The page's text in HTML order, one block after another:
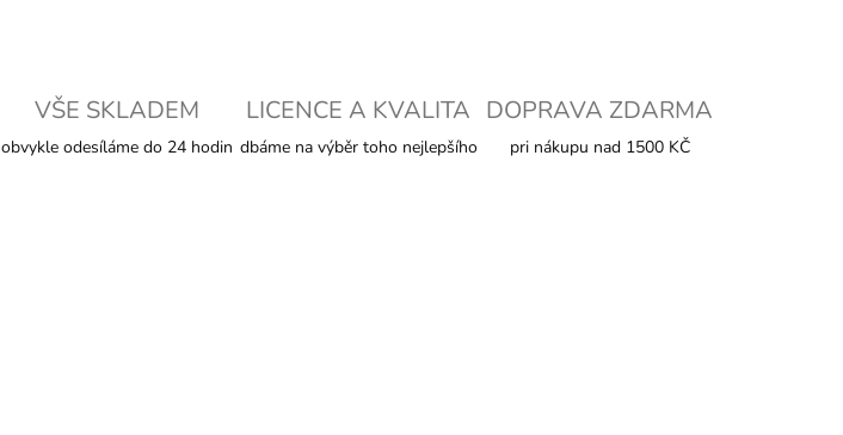
VŠE SKLADEM
obvykle odesíláme do 24 hodin
LICENCE A KVALITA
dbáme na výběr toho nejlepšího
DOPRAVA ZDARMA
pri nákupu nad 1500 KČ